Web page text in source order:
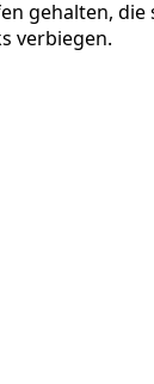
gehalten, die
verbiegen.